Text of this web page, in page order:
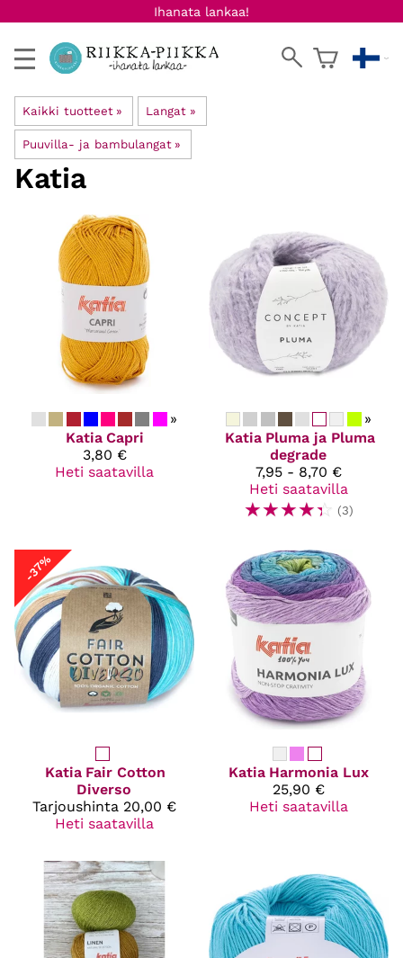
Ihanata lankaa!
Kaikki tuotteet ‪» Langat ‪»
Puuvilla- ja bambulangat ‪»
Katia
»
Katia Capri
3,80 €
Heti saatavilla
»
Katia Pluma ja Pluma
degrade
7,95 - 8,70 €
Heti saatavilla
☆☆☆☆☆ (3)
-37%
Katia Fair Cotton
Diverso
Tarjoushinta 20,00 €
Heti saatavilla
Katia Harmonia Lux
25,90 €
Heti saatavilla